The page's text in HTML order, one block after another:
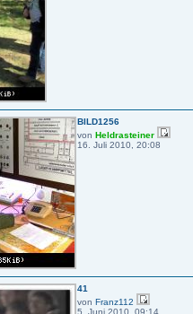
BILD1256
von Heldrasteiner
16. Juli 2010, 20:08
41
von Franz112
5. Juni 2010, 09:14